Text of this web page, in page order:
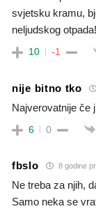
svjetsku kramu,
neljudskog otpada!
10 -1
nije bitno tko
Najverovatnije če
6 0
fbslo 8 godine
Ne treba za njih,
Samo neka se